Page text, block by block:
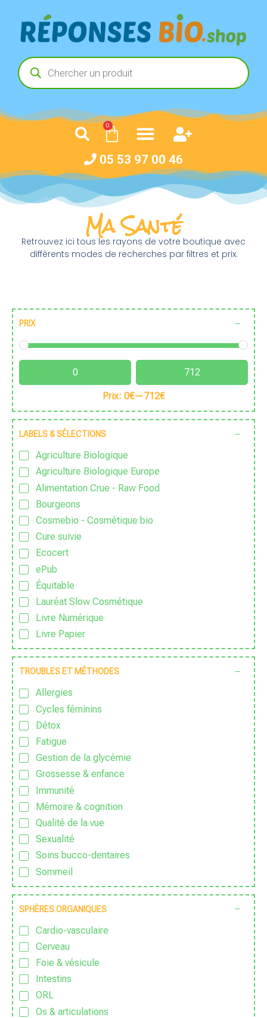
0
05 53 97 00 46
Ma Santé
Retrouvez ici tous les rayons de votre boutique avec
différents modes de recherches par filtres et prix.
PRIX
Prix: 0€—712€
LABELS & SÉLECTIONS
Agriculture Biologique
Agriculture Biologique Europe
Alimentation Crue - Raw Food
Bourgeons
Cosmebio - Cosmétique bio
Cure suivie
Ecocert
ePub
Équitable
Lauréat Slow Cosmétique
Livre Numérique
Livre Papier
Made in France
Nature & Progrès
Sans Additif
Sans Alcool
Sans colorant
Sans Conservateur
Sans Excipient
Sans Gluten
Sans huile de palme
Sans huile essentielle
Sans lactose
Sans nanoparticules
Sans OGM
Sans parfum
Sans Pesticide
Sans sucre ajouté
Sauvage
Traditionnel
Vegan
Végétarien
Zéro déchet
TROUBLES ET MÉTHODES
Allergies
Cycles féminins
Détox
Fatigue
Gestion de la glycémie
Grossesse & enfance
Immunité
Mémoire & cognition
Qualité de la vue
Sexualité
Soins bucco-dentaires
Sommeil
Sport & Vitalité
Stress
SPHÈRES ORGANIQUES
Cardio-vasculaire
Cerveau
Foie & vésicule
Intestins
ORL
Os & articulations